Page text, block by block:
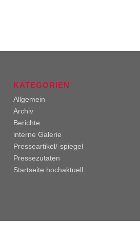
KATEGORIEN
Allgemein
Archiv
Berichte
interne Galerie
Presseartikel/-spiegel
Pressezutaten
Startseite hochaktuell